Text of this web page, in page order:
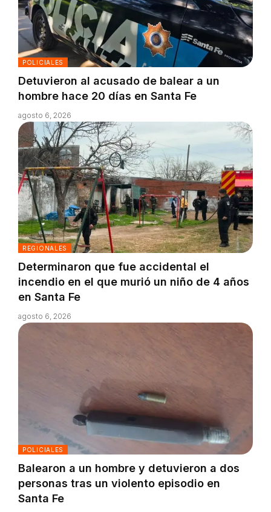
POLICIALES
Detuvieron al acusado de balear a un
hombre hace 20 días en Santa Fe
agosto 6, 2026
REGIONALES
Determinaron que fue accidental el
incendio en el que murió un niño de 4 años
en Santa Fe
agosto 6, 2026
POLICIALES
Balearon a un hombre y detuvieron a dos
personas tras un violento episodio en
Santa Fe